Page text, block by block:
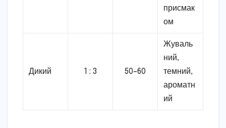
присмак
ом
Дикий 1 : 3 50–60
Жуваль
ний,
темний,
ароматн
ий